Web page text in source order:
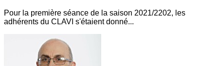
Pour la première séance de la saison 2021/2202, les
adhérents du CLAVI s'étaient donné...